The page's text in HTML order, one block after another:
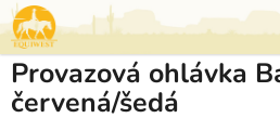
Přejít
na
obsah
Provazová ohlávka
červená/šedá